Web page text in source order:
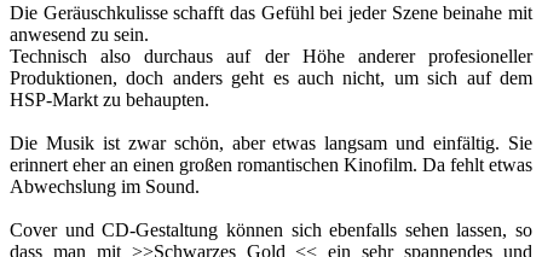
Die Geräuschkulisse schafft das Gefühl bei jeder Szene beinahe mit
anwesend zu sein.
Technisch also durchaus auf der Höhe anderer profesioneller
Produktionen, doch anders geht es auch nicht, um sich auf dem
HSP-Markt zu behaupten.
Die Musik ist zwar schön, aber etwas langsam und einfältig. Sie
erinnert eher an einen großen romantischen Kinofilm. Da fehlt etwas
Abwechslung im Sound.
Cover und CD-Gestaltung können sich ebenfalls sehen lassen, so
dass man mit >>Schwarzes Gold << ein sehr spannendes und